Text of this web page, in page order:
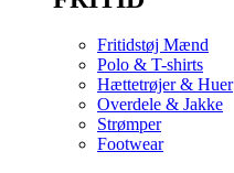
Fritidstøj Mænd
Polo & T-shirts
Hættetrøjer & Huer
Overdele & Jakke
Strømper
Footwear